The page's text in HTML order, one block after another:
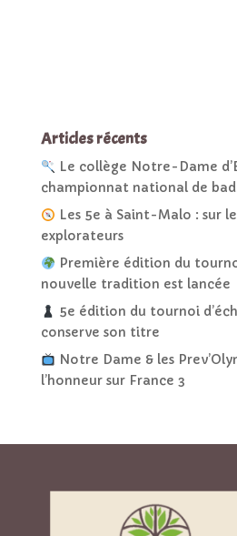
Articles récents
Le collège Notre-Dame
championnat national de
Les 5e à Saint-Malo : sur
explorateurs
Première édition du
nouvelle tradition est lancée
5e édition du tournoi
conserve son titre
Notre Dame & les
l’honneur sur France 3